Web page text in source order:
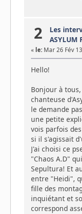
2 Les
ASYLUM
« le:Mar 26 Fév
Hello!
Bonjour à
chanteuse
le demande
une petite
vois parfois
si il s'agissait
J'ai choisi ce
"Chaos A.D"
Sepultura! Et
entre "Heidi",
fille des
inquiétant et
correspond